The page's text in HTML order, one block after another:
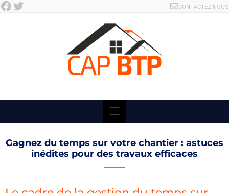
Skip
Facebook Twitter CONTACTEZ-NOUS
Gagnez du temps sur votre chantier : astuces
inédites pour des travaux efficaces